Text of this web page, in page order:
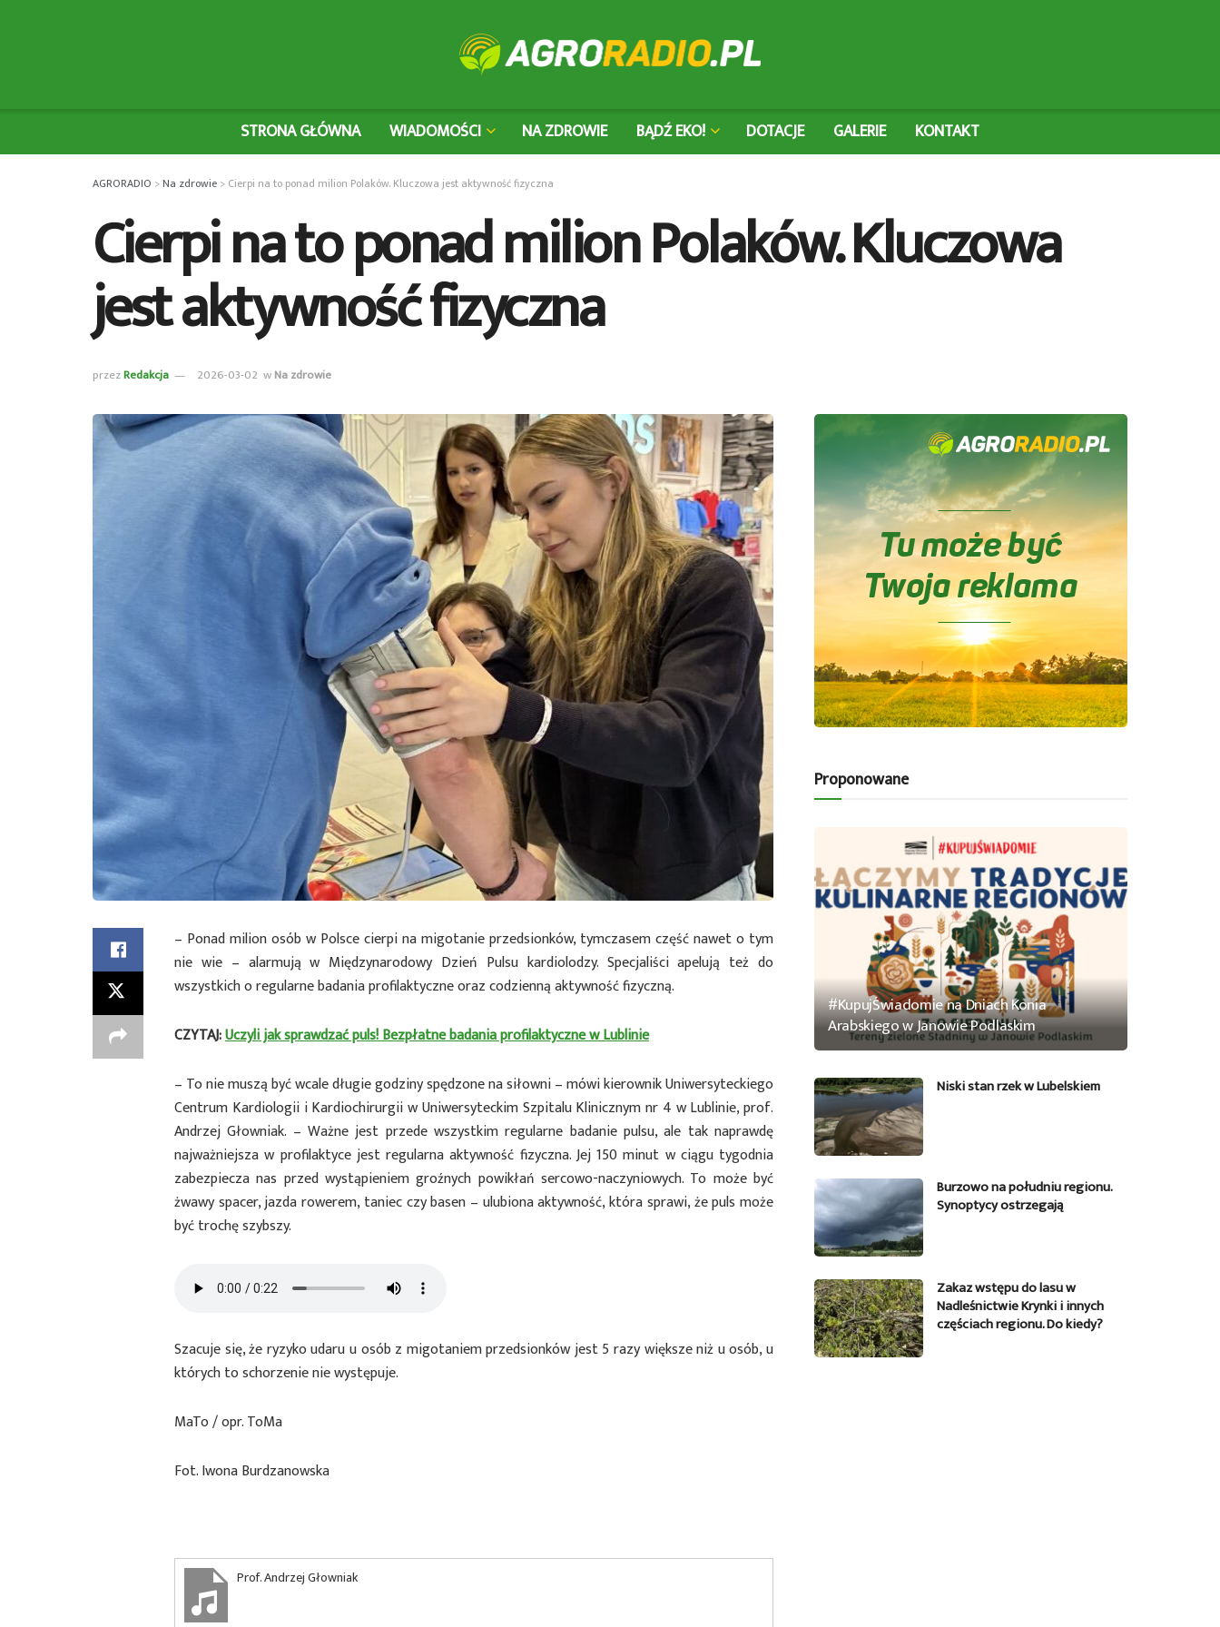
STRONA GŁÓWNA WIADOMOŚCI NA ZDROWIE BĄDŹ EKO! DOTACJE GALERIE KONTAKT
AGRORADIO >Na zdrowie > Cierpi na to ponad milion Polaków. Kluczowa jest aktywność fizyczna
Cierpi na to ponad milion Polaków. Kluczowa
jest aktywność fizyczna
przezRedakcja 2026-03-02 wNa zdrowie
– Ponad milion osób w Polsce cierpi na migotanie przedsionków, tymczasem część nawet o tym
nie wie – alarmują w Międzynarodowy Dzień Pulsu kardiolodzy. Specjaliści apelują też do
wszystkich o regularne badania profilaktyczne oraz codzienną aktywność fizyczną.
CZYTAJ:Uczyli jak sprawdzać puls! Bezpłatne badania profilaktyczne w Lublinie
– To nie muszą być wcale długie godziny spędzone na siłowni – mówi kierownik Uniwersyteckiego
Centrum Kardiologii i Kardiochirurgii w Uniwersyteckim Szpitalu Klinicznym nr 4 w Lublinie, prof.
Andrzej Głowniak. – Ważne jest przede wszystkim regularne badanie pulsu, ale tak naprawdę
najważniejsza w profilaktyce jest regularna aktywność fizyczna. Jej 150 minut w ciągu tygodnia
zabezpiecza nas przed wystąpieniem groźnych powikłań sercowo-naczyniowych. To może być
żwawy spacer, jazda rowerem, taniec czy basen – ulubiona aktywność, która sprawi, że puls może
być trochę szybszy.
Szacuje się, że ryzyko udaru u osób z migotaniem przedsionków jest 5 razy większe niż u osób, u
których to schorzenie nie występuje.
MaTo / opr. ToMa
Fot. Iwona Burdzanowska
Prof. Andrzej Głowniak
Proponowane
#KupujŚwiadomie na Dniach Konia
Arabskiego w Janowie Podlaskim
Niski stan rzek w Lubelskiem
Burzowo na południu regionu.
Synoptycy ostrzegają
Zakaz wstępu do lasu w
Nadleśnictwie Krynki i innych
częściach regionu. Do kiedy?